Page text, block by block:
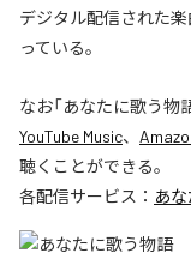
デジタル配信された楽
っている。
なお「あなたに歌う物
YouTube Music、
聴くことができる。
各配信サービス： あ